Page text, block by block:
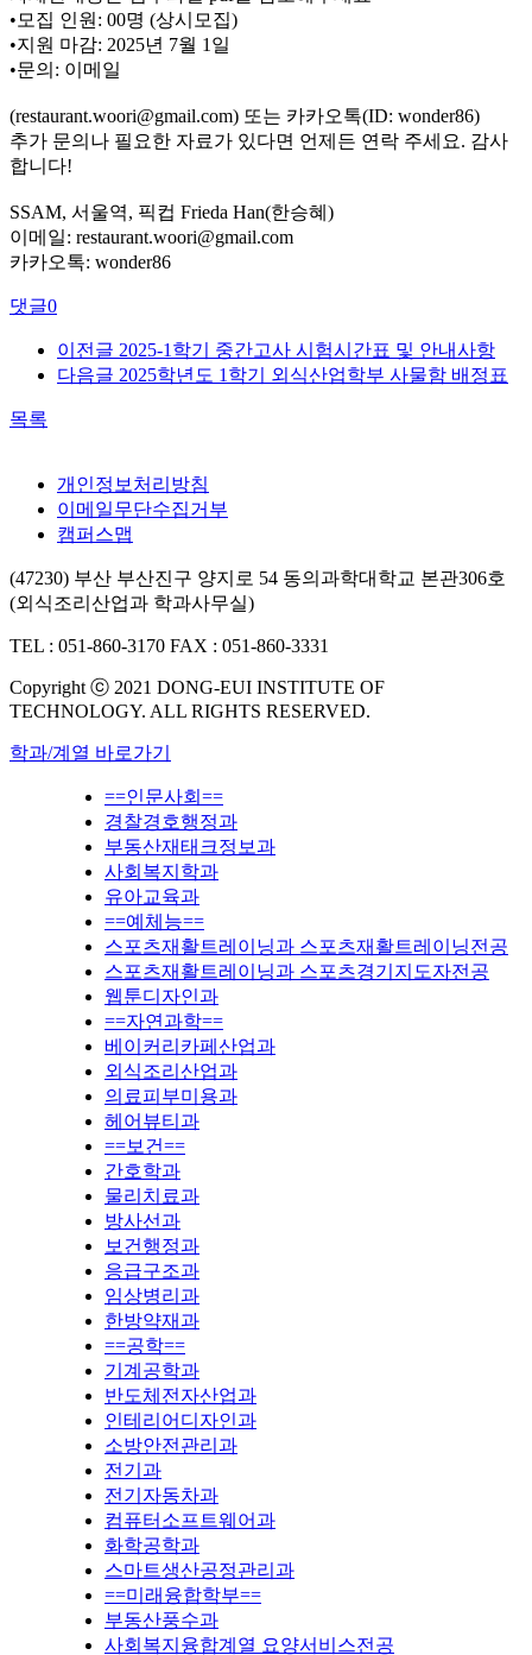
•모집 인원: 00명 (상시모집)
•지원 마감: 2025년 7월 1일
•문의: 이메일
(restaurant.woori@gmail.com) 또는 카카오톡(ID: wonder86)
추가 문의나 필요한 자료가 있다면 언제든 연락 주세요. 감사
합니다!
SSAM, 서울역, 픽컵 Frieda Han(한승혜)
이메일: restaurant.woori@gmail.com
카카오톡: wonder86
댓글0
이전글 2025-1학기 중간고사 시험시간표 및 안내사항
다음글 2025학년도 1학기 외식산업학부 사물함 배정표
목록
개인정보처리방침
이메일무단수집거부
캠퍼스맵
(47230) 부산 부산진구 양지로 54 동의과학대학교 본관306호
(외식조리산업과 학과사무실)
TEL : 051-860-3170 FAX : 051-860-3331
Copyright ⓒ 2021 DONG-EUI INSTITUTE OF
TECHNOLOGY. ALL RIGHTS RESERVED.
학과/계열 바로가기
==인문사회==
경찰경호행정과
부동산재태크정보과
사회복지학과
유아교육과
==예체능==
스포츠재활트레이닝과 스포츠재활트레이닝전공
스포츠재활트레이닝과 스포츠경기지도자전공
웹툰디자인과
==자연과학==
베이커리카페산업과
외식조리산업과
의료피부미용과
헤어뷰티과
==보건==
간호학과
물리치료과
방사선과
보건행정과
응급구조과
임상병리과
한방약재과
==공학==
기계공학과
반도체전자산업과
인테리어디자인과
소방안전관리과
전기과
전기자동차과
컴퓨터소프트웨어과
화학공학과
스마트생산공정관리과
==미래융합학부==
부동산풍수과
사회복지융합계열 요양서비스전공